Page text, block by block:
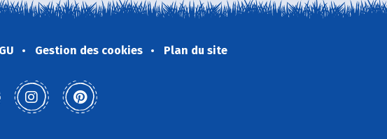
Gestion des cookies Plan du site